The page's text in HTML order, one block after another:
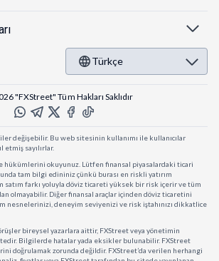
Türkçe
"FXStreet" Tüm Hakları Saklıdır
değişebilir. Bu web sitesinin kullanımı ile kullanıcılar
etmiş sayılırlar.
hükümlerini okuyunuz. Lütfen finansal piyasalardaki ticari
tam bilgi edininiz çünkü burası en riskli yatırım
satım farkı yoluyla döviz ticareti yüksek bir risk içerir ve tüm
olmayabilir. Diğer finansal araçlar içinden döviz ticaretini
nesnelerinizi, deneyim seviyenizi ve risk iştahınızı dikkatlice
bireysel yazarlara aittir, FXStreet veya yönetimin
Bilgilerde hatalar yada eksikler bulunabilir. FXStreet
doğrulamak zorunda değildir. FXStreet’da verilen herhangi